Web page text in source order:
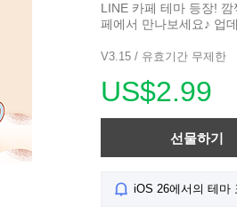
LINE 카페 테마 등장!
페에서 만나보세요♪ 업
V3.15 / 유효기간 무제한
US$2.99
선물하기
iOS 26에서의 테마